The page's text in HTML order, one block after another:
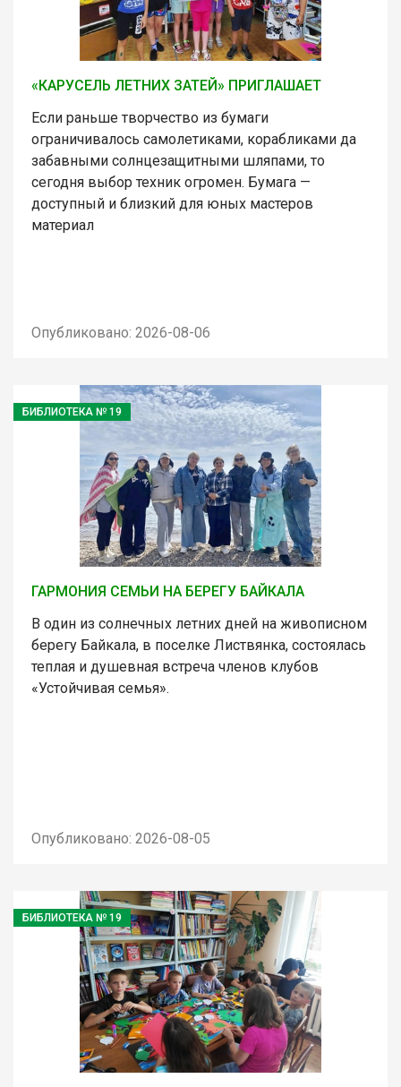
«КАРУСЕЛЬ ЛЕТНИХ ЗАТЕЙ» ПРИГЛАШАЕТ
Если раньше творчество из бумаги
ограничивалось самолетиками, корабликами да
забавными солнцезащитными шляпами, то
сегодня выбор техник огромен. Бумага —
доступный и близкий для юных мастеров
материал
Опубликовано: 2026-08-06
БИБЛИОТЕКА № 19
ГАРМОНИЯ СЕМЬИ НА БЕРЕГУ БАЙКАЛА
В один из солнечных летних дней на живописном
берегу Байкала, в поселке Листвянка, состоялась
теплая и душевная встреча членов клубов
«Устойчивая семья».
Опубликовано: 2026-08-05
БИБЛИОТЕКА № 19